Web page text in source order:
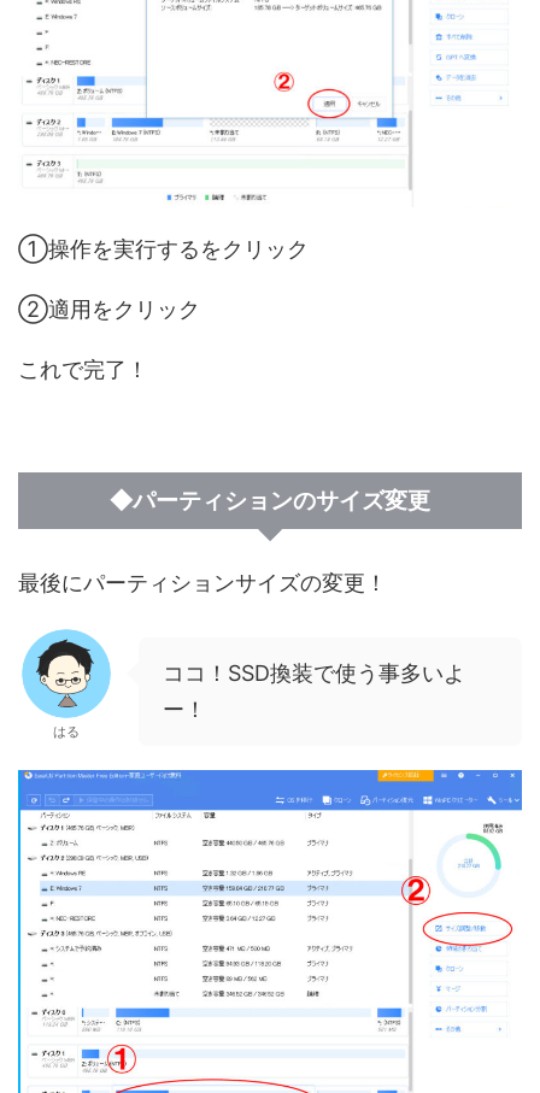
①操作を実行するをクリック
②適用をクリック
これで完了！
◆パーティションのサイズ変更
最後にパーティションサイズの変更！
はる
ココ！SSD換装で使う事多いよ
ー！